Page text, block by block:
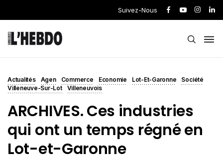
Suivez-Nous
Actualités Agen Commerce Economie Lot-Et-Garonne
Société
Villeneuve-Sur-Lot
Villeneuvois
ARCHIVES. Ces industries
qui ont un temps régné en
Lot-et-Garonne